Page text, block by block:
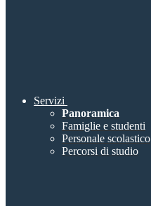
Servizi
Panoramica
Famiglie e studenti
Personale scolastico
Percorsi di studio